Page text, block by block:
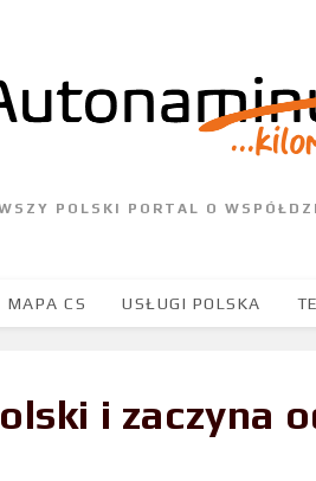
POLSKI PORTAL O
MAPA CS USŁUGI POLSKA
i zaczyna